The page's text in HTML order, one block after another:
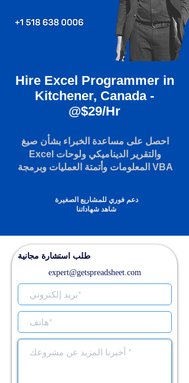
Hire Excel Programmer in
Kitchener, Canada -
@$29/Hr
احصل على مساعدة الخبراء بشأن صيغ
Excel والتقرير الديناميكي ولوحات
المعلومات وأتمتة العمليات وبرمجة VBA
دعم فوري للمشاريع الصغيرة
شاهد شهاداتنا
طلب استشارة مجانية
expert@getspreadsheet.com